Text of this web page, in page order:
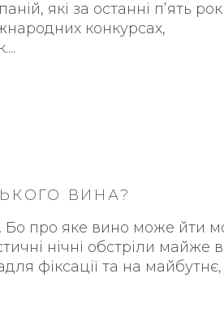
які за останні п’ять
конкурсах,
ВИНА?
Бо про яке вино може йти
нічні обстріли майже
фіксації та на майбутнє,